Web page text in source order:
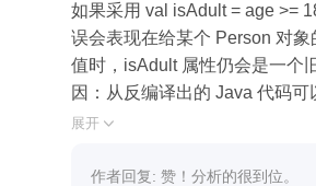
如果采用 val isAdult = age >=
误会表现在给某个 Person 对
值时，isAdult 属性仍会是一个
因：从反编译出的 Java 代码可
性会被转换成一个 final 修饰的
改一万遍，isAdult 属性也只会
展开 
作者回复: 赞！分析的很到位。